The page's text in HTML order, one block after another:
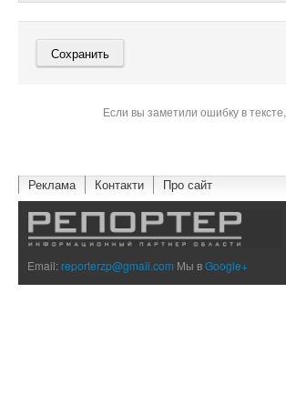
Если вы заметили ошибку в
Реклама Контакти Про сайт
Email:reporterzp@gmail.com Мы вGoogle+